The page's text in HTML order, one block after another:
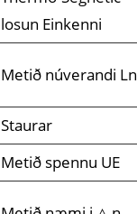
losun Einkenni
Metið núverandi Ln
Staurar
Metið spennu UE